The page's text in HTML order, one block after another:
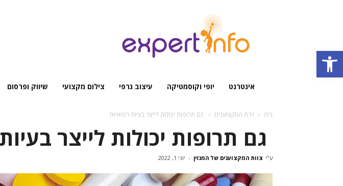
Open toolbar
אינטרנט יופי וקוסמטיקה עיצוב גרפי צילום מקצועי שיווק ופרסום
בית זירת המקצוענים ‏ גם תרופות יכולות לייצר בעיות רפואיות
גם תרופות יכולות לייצר
ע"י צוות המקצוענים של המגזין - יוני 1, 2022